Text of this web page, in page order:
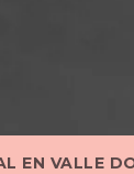
EN VALLE